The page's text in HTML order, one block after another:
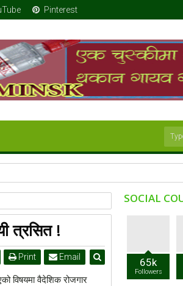
Pinterest
त्रसित !
Print Email
विषयमा वैदेशिक रोजगार
SOCIAL
65k
Followers